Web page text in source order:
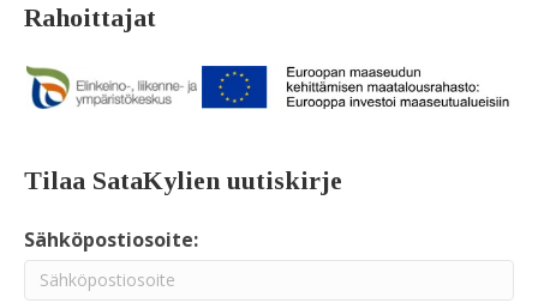
Rahoittajat
Tilaa SataKylien uutiskirje
Sähköpostiosoite: